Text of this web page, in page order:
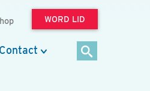
WORD LID
Contact